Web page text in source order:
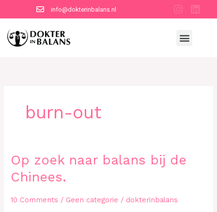
content
info@dokterinbalans.nl
Menu
burn-out
Op zoek naar balans bij de
Chinees.
10 Comments / Geen categorie / dokterinbalans
Op
zoek
naar
bij